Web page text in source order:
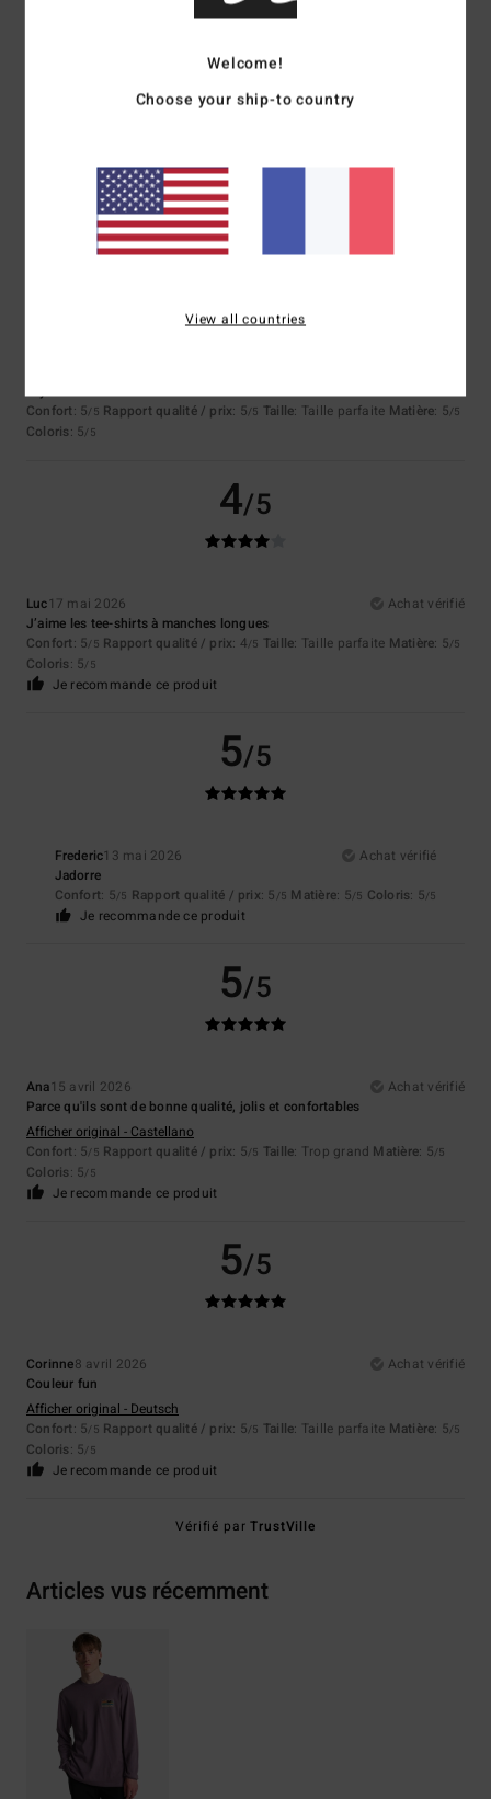
5/5
Je recommande ce produit
5
Lky
Confort: 5/5 Rapport qualité / prix: 5/5 Taille: Taille parfaite Matière: 5/5
Coloris: 5/5
4/5
Luc17 mai 2026
Achat vérifié
J’aime les tee-shirts à manches longues
Confort: 5/5 Rapport qualité / prix: 4/5 Taille: Taille parfaite Matière: 5/5
Coloris: 5/5
Je recommande ce produit
5/5
Frederic13 mai 2026
Achat vérifié
Jadorre
Confort: 5/5 Rapport qualité / prix: 5 /5 Matière: 5/5 Coloris: 5/5
Je recommande ce produit
5/5
Ana15 avril 2026
Achat vérifié
Parce qu'ils sont de bonne qualité, jolis et confortables
Afficher original - Castellano
Confort: 5/5 Rapport qualité / prix: 5/5 Taille: Trop grand Matière: 5/5
Coloris: 5/5
Je recommande ce produit
5/5
Corinne8 avril 2026
Achat vérifié
Couleur fun
Afficher original - Deutsch
Confort: 5/5 Rapport qualité / prix: 5/5 Taille: Taille parfaite Matière: 5/5
Coloris: 5/5
Je recommande ce produit
Vérifié parTrustVille
Articles vus récemment
Welcome!
Choose your ship-to country
View all countries